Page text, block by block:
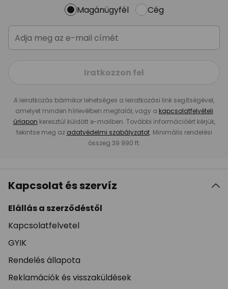
Magánügyfél Cég
Iratkozzon fel
A leiratkozás bármikor lehetséges a leiratkozási link segítségével,
amelyet minden hírlevélben megtalál, vagy a kapcsolatfelvételi
űrlapon keresztül küldött e-mailben. További információért kérjük,
tekintse meg az adatvédelmi szabályzatot. Minimális rendelési
összeg 39 990 ft.
Kapcsolat és szervíz
Elállás a szerződéstől
Kapcsolatfelvetel
GYIK
Rendelés állapota
Reklamációk és visszaküldések